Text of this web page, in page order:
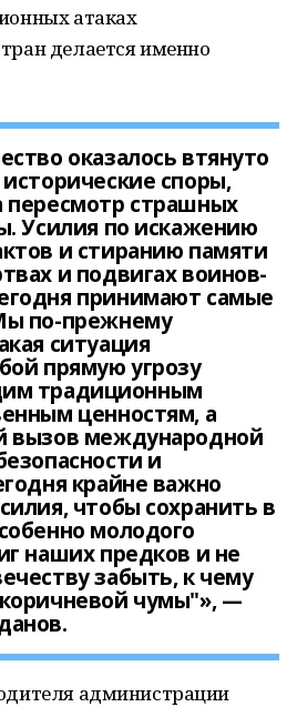
атаках
делается именно
оказалось втянуто
споры,
пересмотр страшных
Усилия по искажению
и стиранию памяти
и подвигах воинов-
принимают самые
по-прежнему
ситуация
прямую угрозу
традиционным
ценностям, а
вызов международной
и
крайне важно
чтобы сохранить в
молодого
наших предков и не
забыть, к чему
чумы"», —
администрации